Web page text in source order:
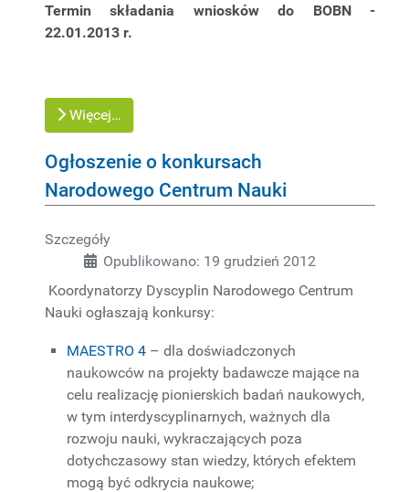
Termin składania wniosków do BOBN -
22.01.2013 r.
Więcej…
Ogłoszenie o konkursach
Narodowego Centrum Nauki
Szczegóły
Opublikowano: 19 grudzień 2012
Koordynatorzy Dyscyplin Narodowego Centrum
Nauki ogłaszają konkursy:
MAESTRO 4 – dla doświadczonych
naukowców na projekty badawcze mające na
celu realizację pionierskich badań naukowych,
w tym interdyscyplinarnych, ważnych dla
rozwoju nauki, wykraczających poza
dotychczasowy stan wiedzy, których efektem
mogą być odkrycia naukowe;